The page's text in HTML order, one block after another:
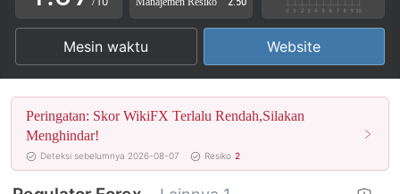
2
3
4
5
6
9Mesin waktu Website
Peringatan: Skor WikiFX Terlalu Rendah,Silakan
Menghindar!
Deteksi sebelumnya 2026-08-07 Resiko 2